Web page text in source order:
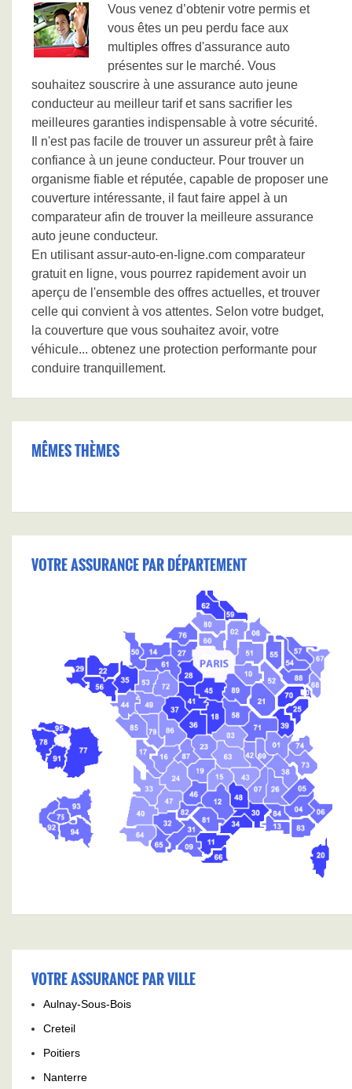
Vous venez d’obtenir votre permis et
vous êtes un peu perdu face aux
multiples offres d'assurance auto
présentes sur le marché. Vous
souhaitez souscrire à une assurance auto jeune
conducteur au meilleur tarif et sans sacrifier les
meilleures garanties indispensable à votre sécurité.
Il n'est pas facile de trouver un assureur prêt à faire
confiance à un jeune conducteur. Pour trouver un
organisme fiable et réputée, capable de proposer une
couverture intéressante, il faut faire appel à un
comparateur afin de trouver la meilleure assurance
auto jeune conducteur.
En utilisant assur-auto-en-ligne.com comparateur
gratuit en ligne, vous pourrez rapidement avoir un
aperçu de l'ensemble des offres actuelles, et trouver
celle qui convient à vos attentes. Selon votre budget,
la couverture que vous souhaitez avoir, votre
véhicule... obtenez une protection performante pour
conduire tranquillement.
MÊMES THÈMES
VOTRE ASSURANCE PAR DÉPARTEMENT
VOTRE ASSURANCE PAR VILLE
Aulnay-Sous-Bois
Creteil
Poitiers
Nanterre